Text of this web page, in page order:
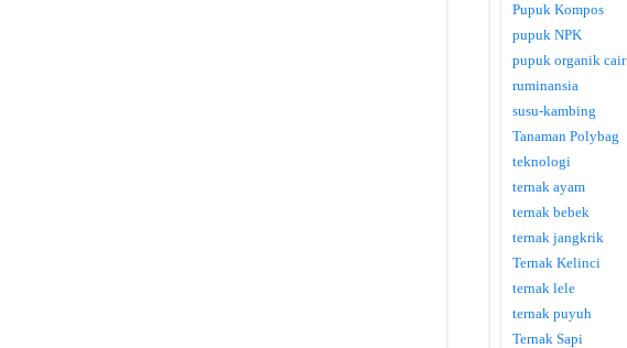
Pupuk Kompos
pupuk NPK
pupuk organik cair
ruminansia
susu-kambing
Tanaman Polybag
teknologi
ternak ayam
ternak bebek
ternak jangkrik
Ternak Kelinci
ternak lele
ternak puyuh
Ternak Sapi